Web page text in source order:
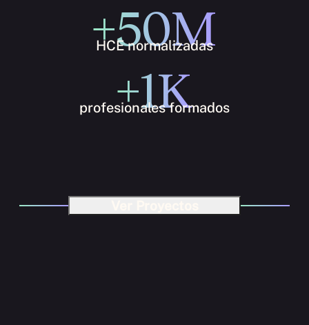
+50M
HCE normalizadas
+1K
profesionales formados